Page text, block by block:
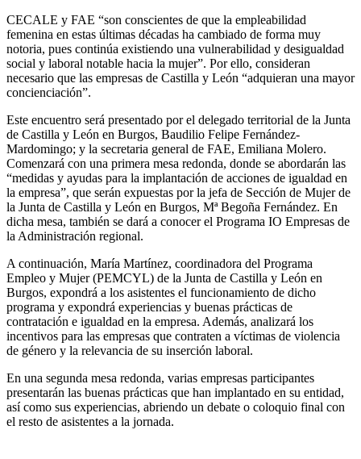
CECALE y FAE “son conscientes de que la empleabilidad
femenina en estas últimas décadas ha cambiado de forma muy
notoria, pues continúa existiendo una vulnerabilidad y desigualdad
social y laboral notable hacia la mujer”. Por ello, consideran
necesario que las empresas de Castilla y León “adquieran una mayor
concienciación”.
Este encuentro será presentado por el delegado territorial de la Junta
de Castilla y León en Burgos, Baudilio Felipe Fernández-
Mardomingo; y la secretaria general de FAE, Emiliana Molero.
Comenzará con una primera mesa redonda, donde se abordarán las
“medidas y ayudas para la implantación de acciones de igualdad en
la empresa”, que serán expuestas por la jefa de Sección de Mujer de
la Junta de Castilla y León en Burgos, Mª Begoña Fernández. En
dicha mesa, también se dará a conocer el Programa IO Empresas de
la Administración regional.
A continuación, María Martínez, coordinadora del Programa
Empleo y Mujer (PEMCYL) de la Junta de Castilla y León en
Burgos, expondrá a los asistentes el funcionamiento de dicho
programa y expondrá experiencias y buenas prácticas de
contratación e igualdad en la empresa. Además, analizará los
incentivos para las empresas que contraten a víctimas de violencia
de género y la relevancia de su inserción laboral.
En una segunda mesa redonda, varias empresas participantes
presentarán las buenas prácticas que han implantado en su entidad,
así como sus experiencias, abriendo un debate o coloquio final con
el resto de asistentes a la jornada.